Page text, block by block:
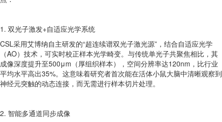
1. 双光子激发+自适应光学系统
CSL采用艾博纳自主研发的“超连续谱双光子激光源”，结合自适应光学
（AO）技术，可实时校正样本光学畸变。与传统单光子共聚焦相比，其
成像深度提升至500μm（厚组织样本），空间分辨率达120nm，比行业
平均水平高出35%。这意味着研究者首次能在活体小鼠大脑中清晰观察到
神经元突触的动态连接，而无需进行样本切片处理。
2. 智能多通道同步成像